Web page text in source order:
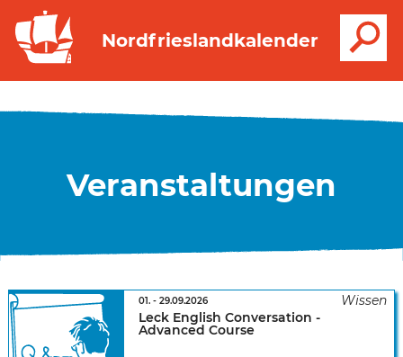
Nordfrieslandkalender
Veranstaltungen
01. - 29.09.2026
Leck English Conversation -
Advanced Course